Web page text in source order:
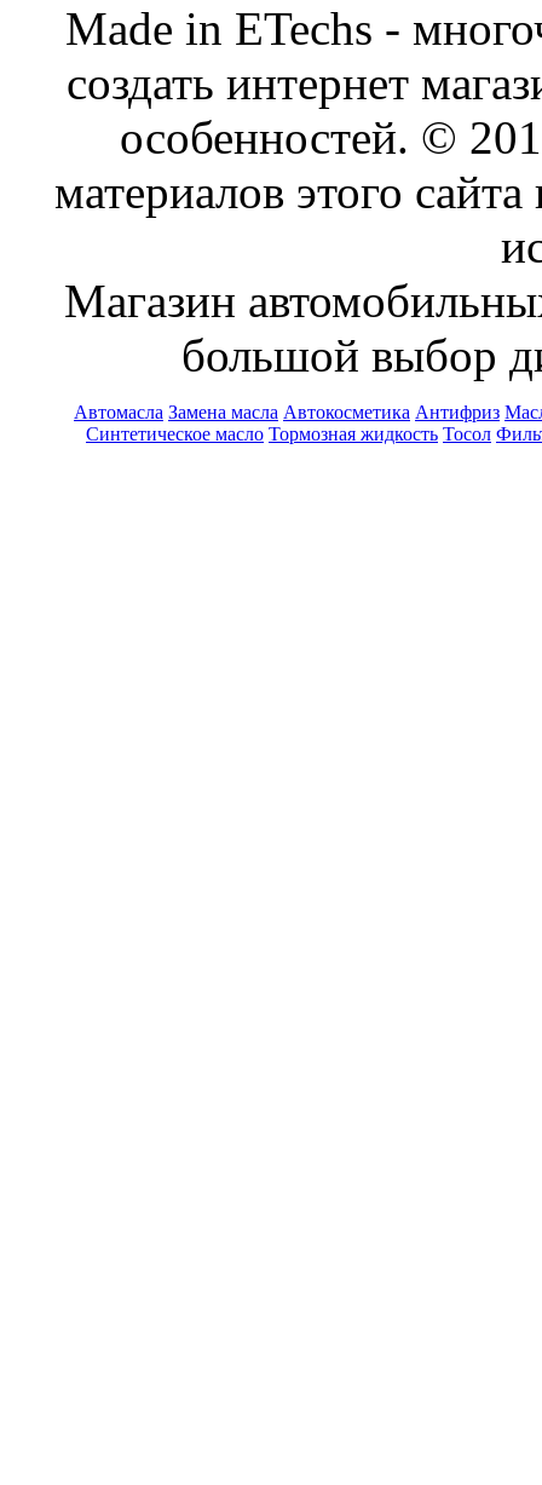
Made in ETechs -
создать интернет
особенностей. ©
материалов этого
Магазин
большой выбор
Автомасла Замена масла Автокосметика Антифриз
Синтетическое масло Тормозная жидкость Тосол